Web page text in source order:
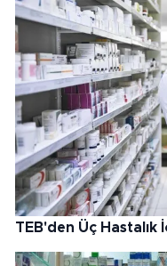
TEB'den Üç Hastalık